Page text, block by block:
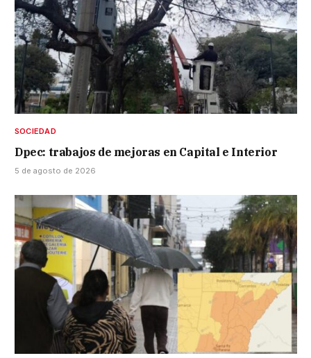
SOCIEDAD
Dpec: trabajos de mejoras en Capital e Interior
5 de agosto de 2026